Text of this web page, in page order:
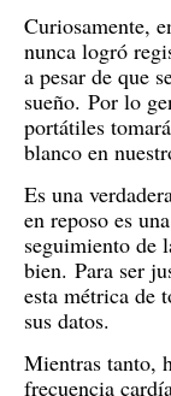
Curiosamente,
nunca logró
a pesar de que
sueño. Por lo
portátiles
blanco en
Es una
en reposo es
seguimiento de
bien. Para ser
esta métrica de
sus datos.
Mientras tanto,
frecuencia